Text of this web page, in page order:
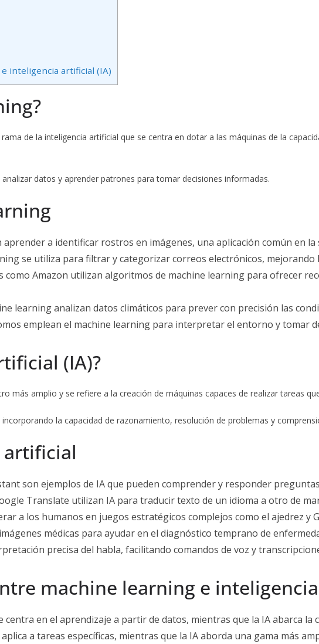
inteligencia artificial (IA)
rama de la inteligencia artificial que se centra en dotar a las máquinas de la
datos y aprender patrones para tomar decisiones informadas.
aprender a identificar rostros en imágenes, una aplicación común en
se utiliza para filtrar y categorizar correos electrónicos, mejorando
como Amazon utilizan algoritmos de machine learning para ofrecer
learning analizan datos climáticos para prever con precisión las
emplean el machine learning para interpretar el entorno y tomar
(IA)?
más amplio y se refiere a la creación de máquinas capaces de realizar tareas
la capacidad de razonamiento, resolución de problemas y
artificial
son ejemplos de IA que pueden comprender y responder
Translate utilizan IA para traducir texto de un idioma a otro de
a los humanos en juegos estratégicos complejos como el ajedrez y
médicas para ayudar en el diagnóstico temprano de
precisa del habla, facilitando comandos de voz y
machine learning e
centra en el aprendizaje a partir de datos, mientras que la IA abarca la
a tareas específicas, mientras que la IA aborda una gama más